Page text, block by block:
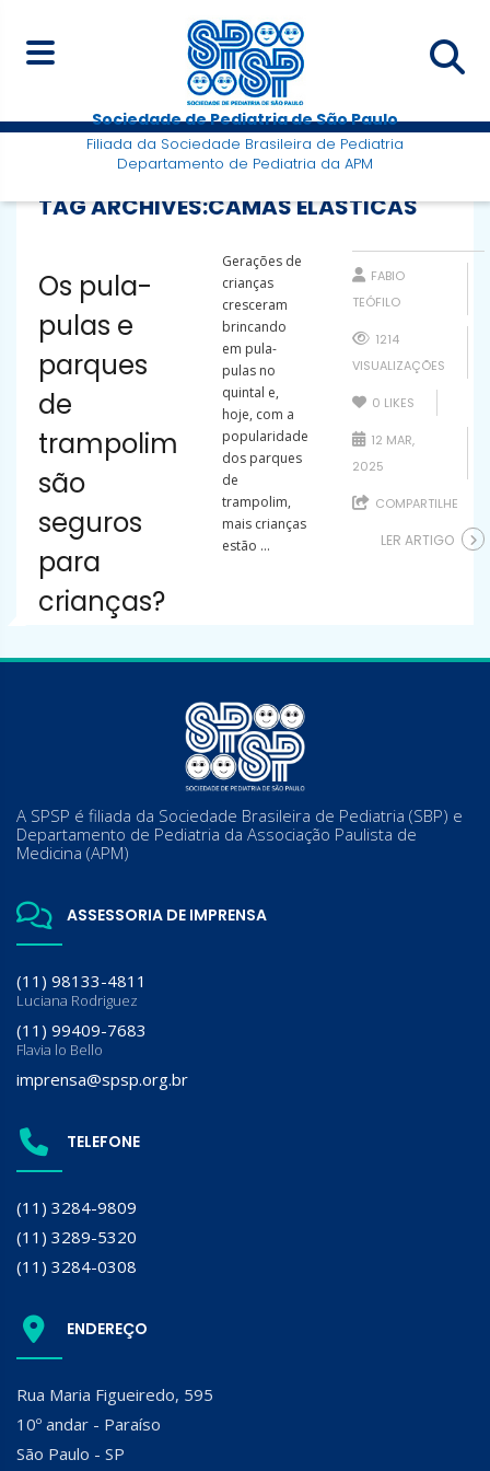
Sociedade de Pediatria de São Paulo
Filiada da Sociedade Brasileira de Pediatria
Departamento de Pediatria da APM
TAG ARCHIVES:CAMAS ELÁSTICAS
Os pula-
pulas e
parques
de
trampolim
são
seguros
para
crianças?
Gerações de
crianças
cresceram
brincando
em pula-
pulas no
quintal e,
hoje, com a
popularidade
dos parques
de
trampolim,
mais crianças
estão ...
FABIO
TEÓFILO
1214
VISUALIZAÇÕES
0 LIKES
12 MAR,
2025
COMPARTILHE
LER ARTIGO
A SPSP é filiada da Sociedade Brasileira de Pediatria (SBP) e
Departamento de Pediatria da Associação Paulista de
Medicina (APM)
ASSESSORIA DE IMPRENSA
(11) 98133-4811
Luciana Rodriguez
(11) 99409-7683
Flavia lo Bello
imprensa@spsp.org.br
TELEFONE
(11) 3284-9809
(11) 3289-5320
(11) 3284-0308
ENDEREÇO
Rua Maria Figueiredo, 595
10º andar - Paraíso
São Paulo - SP